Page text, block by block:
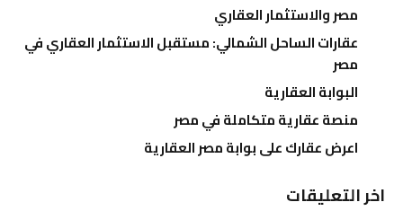
مصر والاستثمار العقاري
عقارات الساحل الشمالي: مستقبل الاستثمار العقاري في
مصر
البوابة العقارية
منصة عقارية متكاملة في مصر
اعرض عقارك على بوابة مصر العقارية
اخر التعليقات